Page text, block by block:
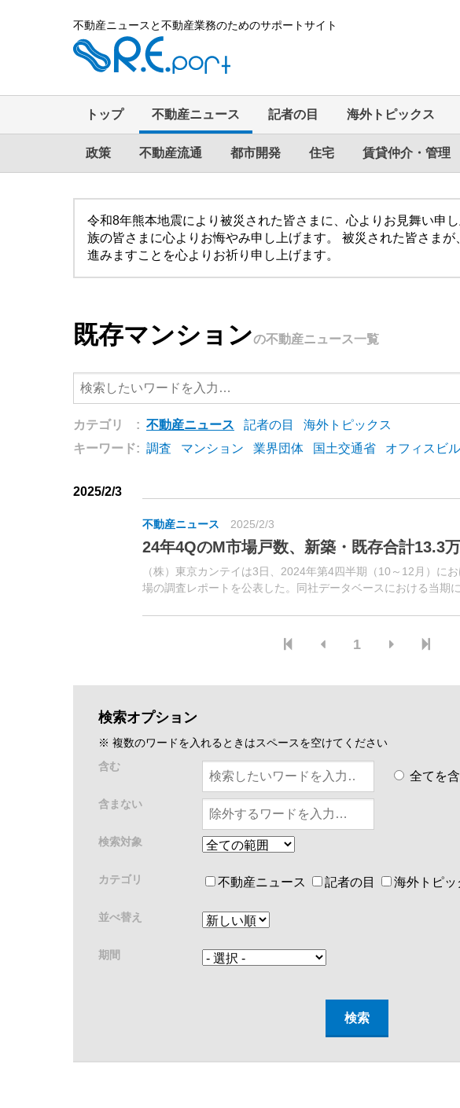
不動産ニュースと不動産業務のためのサポートサイト
トップ 不動産ニュース 記者の目 海外トピックス
政策 不動産流通 都市開発 住宅 賃貸仲介・管理
令和8年熊本地震により被災された皆さまに、心よりお見舞い申
族の皆さまに心よりお悔やみ申し上げます。 被災された皆さま
進みますことを心よりお祈り申し上げます。
既存マンションの不動産ニュース一覧
カテゴリ : 不動産ニュース 記者の目
海外トピックス
キーワード: 調査 マンション 業界団体 国土交通省 オフィスビル
2025/2/3
不動産ニュース 2025/2/3
24年4QのM市場戸数、新築・既存合計13.3
（株）東京カンテイは3日、2024年第4四半期（10～12月）に
場の調査レポートを公表した。同社データベースにおける当期
1
検索オプション
※ 複数のワードを入れるときはスペースを空けてください
含む
全てを
含まない
検索対象
カテゴリ 不動産ニュース 記者の目 海外トピッ
並べ替え
期間